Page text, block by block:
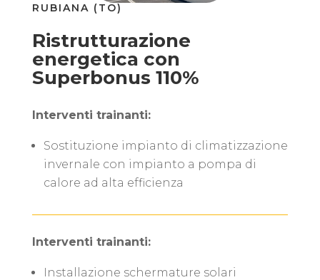
RUBIANA (TO)
Ristrutturazione
energetica con
Superbonus 110%
Interventi trainanti:
Sostituzione impianto di climatizzazione
invernale con impianto a pompa di
calore ad alta efficienza
Interventi trainanti:
Installazione schermature solari